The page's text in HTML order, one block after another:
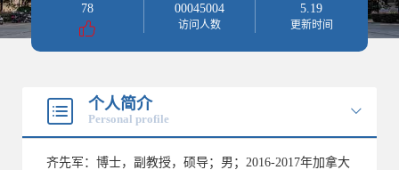
78 00045004
访问人数
5 19
更新时间
个人简介
Personal profile
齐先军：博士，副教授，硕导；男；2016-2017年加拿大